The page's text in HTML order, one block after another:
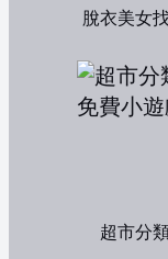
脫衣美女
超市分